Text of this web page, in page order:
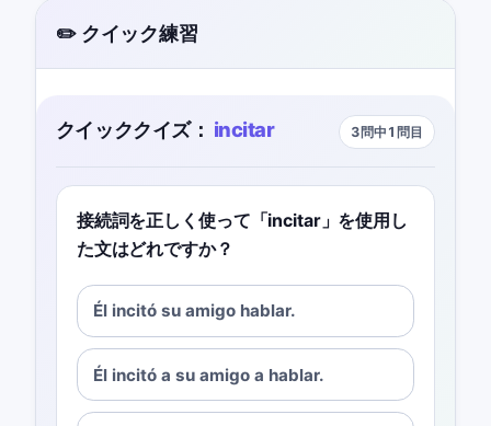
✏️ クイック練習
クイッククイズ： incitar 3問中1問目
接続詞を正しく使って「incitar」を使用し
た文はどれですか？
Él incitó su amigo hablar.
Él incitó a su amigo a hablar.